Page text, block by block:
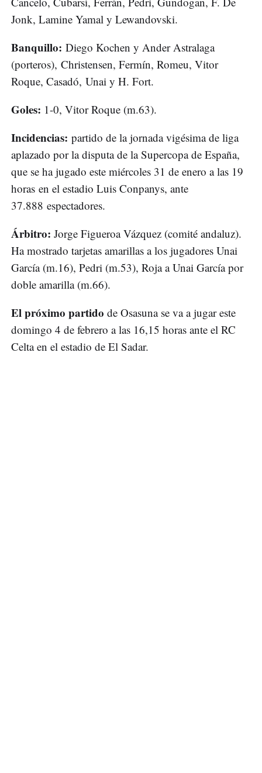
Jonk, Lamine Yamal y Lewandovski.
Banquillo: Diego Kochen y Ander Astralaga
(porteros), Christensen, Fermín, Romeu, Vitor
Roque, Casadó, Unai y H. Fort.
Goles: 1-0, Vitor Roque (m.63).
Incidencias: partido de la jornada vigésima de liga
aplazado por la disputa de la Supercopa de España,
que se ha jugado este miércoles 31 de enero a las 19
horas en el estadio Luis Conpanys, ante
37.888 espectadores.
Árbitro: Jorge Figueroa Vázquez (comité andaluz).
Ha mostrado tarjetas amarillas a los jugadores Unai
García (m.16), Pedri (m.53), Roja a Unai García por
doble amarilla (m.66).
El próximo partido de Osasuna se va a jugar este
domingo 4 de febrero a las 16,15 horas ante el RC
Celta en el estadio de El Sadar.